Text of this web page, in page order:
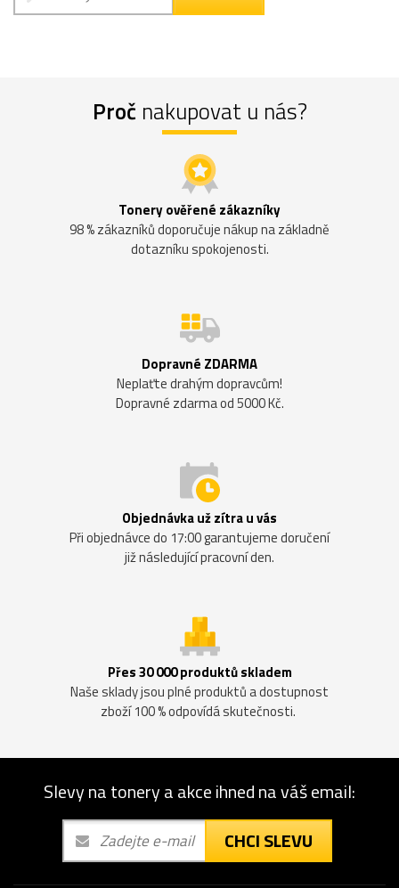
Proč nakupovat u nás?
Tonery ověřené zákazníky
98 % zákazníků doporučuje nákup na základně
dotazníku spokojenosti.
Dopravné ZDARMA
Neplaťte drahým dopravcům!
Dopravné zdarma od 5000 Kč.
Objednávka už zítra u vás
Při objednávce do 17:00 garantujeme doručení
již následující pracovní den.
Přes 30 000 produktů skladem
Naše sklady jsou plné produktů a dostupnost
zboží 100 % odpovídá skutečnosti.
Slevy na tonery a akce ihned na váš email:
CHCI SLEVU